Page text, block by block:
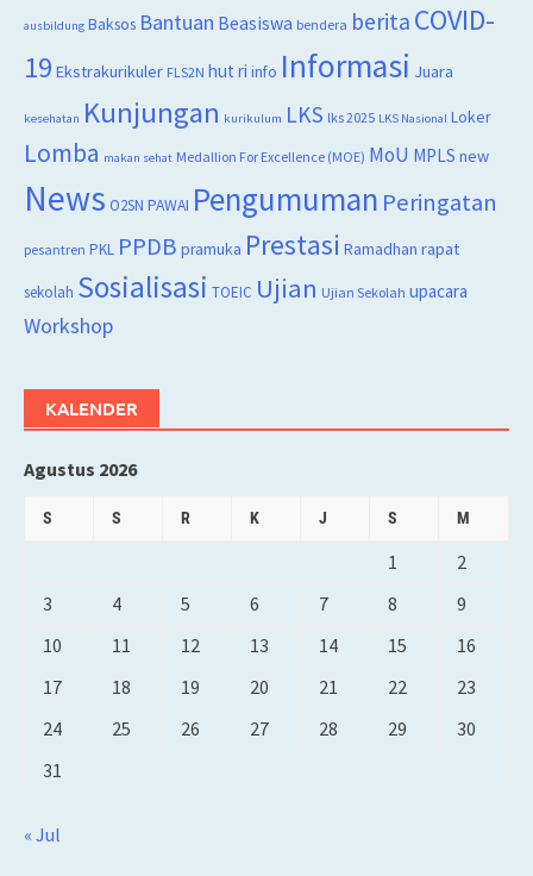
ausbildung Baksos Bantuan Beasiswa bendera berita COVID-
19 Ekstrakurikuler FLS2N hut ri info Informasi Juara
kesehatan Kunjungan kurikulum LKS lks 2025 LKS Nasional Loker
Lomba makan sehat Medallion For Excellence (MOE) MoU MPLS new
News O2SN PAWAI Pengumuman Peringatan
pesantren PKL PPDB pramuka Prestasi Ramadhan rapat
sekolah Sosialisasi TOEIC Ujian Ujian Sekolah upacara
Workshop
KALENDER
Agustus 2026
S S R K J S M
1
2
3
4 5 6 7 8
9
10
11 12 13 14 15
16
17
18 19 20 21 22
23
24
25 26 27 28 29
30
31
« Jul